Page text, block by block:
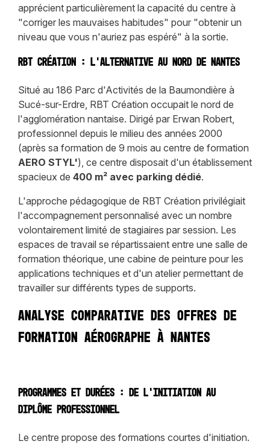
apprécient particulièrement la capacité du centre à
"corriger les mauvaises habitudes" pour "obtenir un
niveau que vous n'auriez pas espéré" à la sortie.
RBT Création : l'alternative au nord de Nantes
Situé au 186 Parc d'Activités de la Baumondière à
Sucé-sur-Erdre, RBT Création occupait le nord de
l'agglomération nantaise. Dirigé par Erwan Robert,
professionnel depuis le milieu des années 2000
(après sa formation de 9 mois au centre de formation
AERO STYL'), ce centre disposait d'un établissement
spacieux de 400 m² avec parking dédié.
L'approche pédagogique de RBT Création privilégiait
l'accompagnement personnalisé avec un nombre
volontairement limité de stagiaires par session. Les
espaces de travail se répartissaient entre une salle de
formation théorique, une cabine de peinture pour les
applications techniques et d'un atelier permettant de
travailler sur différents types de supports.
Analyse comparative des offres de
formation aérographe à Nantes
Programmes et durées : de l'initiation au
diplôme professionnel
Le centre propose des formations courtes d'initiation.